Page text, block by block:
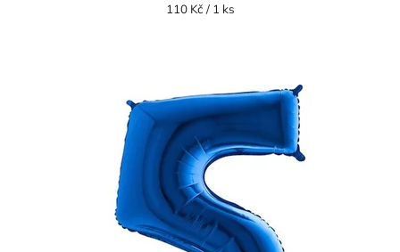
Měrná
110 Kč / 1 ks